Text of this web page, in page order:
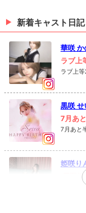
新着キャスト日記
華咲 か
ラブ上
ラブ上
黒咲 せ
7月あ
7月あと
姫咲り
雰囲
雰囲気